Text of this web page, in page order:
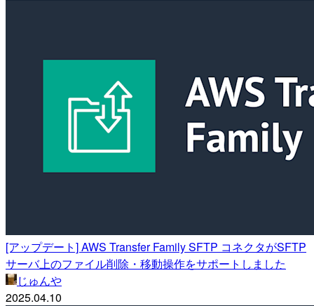
[アップデート] AWS Transfer Family SFTP コネクタがSFTP
サーバ上のファイル削除・移動操作をサポートしました
じゅんや
2025.04.10